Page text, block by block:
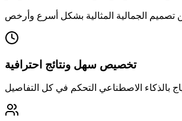
تخصيص سهل ونتائج احترافية